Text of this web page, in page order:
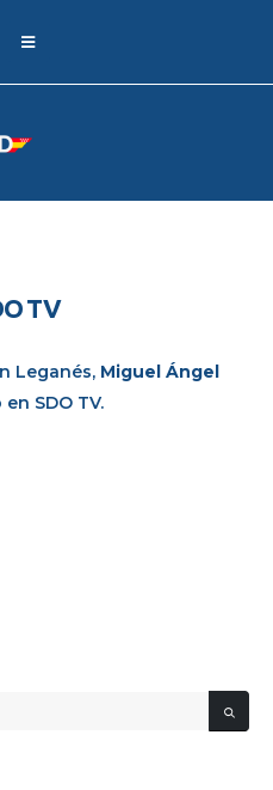
TV
Leganés, Miguel Ángel
SDO TV.